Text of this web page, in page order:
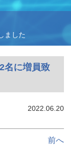
ました
名に増員致
2022.06.20
前へ